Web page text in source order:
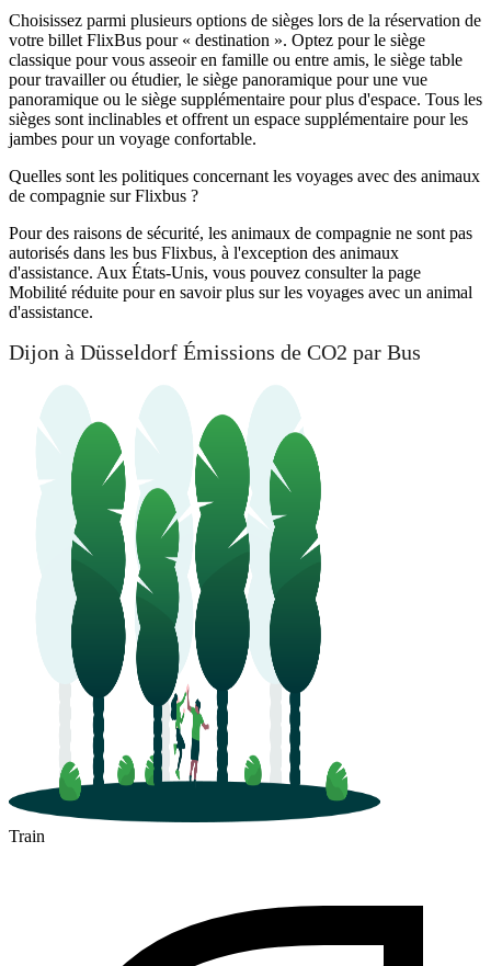
Choisissez parmi plusieurs options de sièges lors de la réservation de
votre billet FlixBus pour « destination ». Optez pour le siège
classique pour vous asseoir en famille ou entre amis, le siège table
pour travailler ou étudier, le siège panoramique pour une vue
panoramique ou le siège supplémentaire pour plus d'espace. Tous les
sièges sont inclinables et offrent un espace supplémentaire pour les
jambes pour un voyage confortable.
Quelles sont les politiques concernant les voyages avec des animaux
de compagnie sur Flixbus ?
Pour des raisons de sécurité, les animaux de compagnie ne sont pas
autorisés dans les bus Flixbus, à l'exception des animaux
d'assistance. Aux États-Unis, vous pouvez consulter la page
Mobilité réduite pour en savoir plus sur les voyages avec un animal
d'assistance.
Dijon à Düsseldorf Émissions de CO2 par Bus
Train